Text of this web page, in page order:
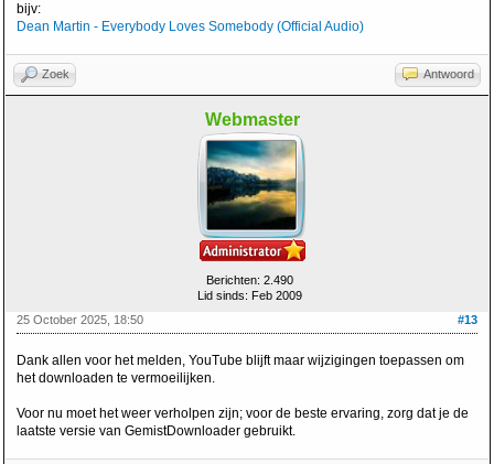
bijv:
Dean Martin - Everybody Loves Somebody (Official Audio)
Zoek Antwoord
Webmaster
Berichten: 2.490
Lid sinds: Feb 2009
#13
25 October 2025, 18:50
Dank allen voor het melden, YouTube blijft maar wijzigingen toepassen om
het downloaden te vermoeilijken.
Voor nu moet het weer verholpen zijn; voor de beste ervaring, zorg dat je de
laatste versie van GemistDownloader gebruikt.